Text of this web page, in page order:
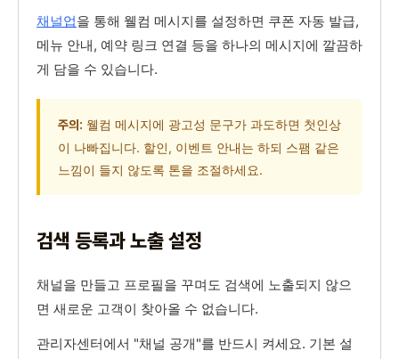
채널업을 통해 웰컴 메시지를 설정하면 쿠폰 자동 발급,
메뉴 안내, 예약 링크 연결 등을 하나의 메시지에 깔끔하
게 담을 수 있습니다.
주의: 웰컴 메시지에 광고성 문구가 과도하면 첫인상
이 나빠집니다. 할인, 이벤트 안내는 하되 스팸 같은
느낌이 들지 않도록 톤을 조절하세요.
검색 등록과 노출 설정
채널을 만들고 프로필을 꾸며도 검색에 노출되지 않으
면 새로운 고객이 찾아올 수 없습니다.
관리자센터에서 "채널 공개"를 반드시 켜세요. 기본 설